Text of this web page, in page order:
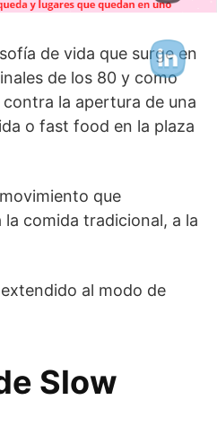
de vida que surge en
de los 80 y como
la apertura de una
o fast food en la plaza
que
comida tradicional, a la
al modo de
Slow